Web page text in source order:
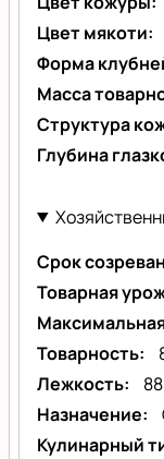
Цвет мякоти
Форма
Масса
Структура
Глубина
Срок
Товарная
Товарность
Лежкость
Назначение
Кулинарный